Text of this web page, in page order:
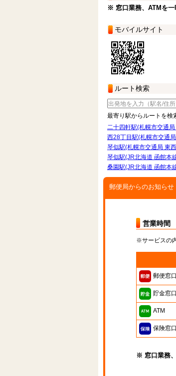
※ 窓口業務、ATMを一
モバイルサイト
ルート検索
最寄り駅からルートを検
二十四軒駅(札幌市交通
西28丁目駅(札幌市交通
琴似駅(札幌市交通局 東
琴似駅(JR北海道 函館本
桑園駅(JR北海道 函館本
郵便局からのお知らせ
営業時間
※サービスの
郵便窓口
貯金窓口
ATM
保険窓口
※ 窓口業務